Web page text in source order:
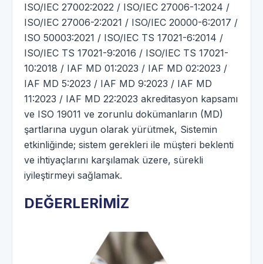
ISO/IEC 27002:2022 / ISO/IEC 27006-1:2024 /
ISO/IEC 27006-2:2021 / ISO/IEC 20000-6:2017 /
ISO 50003:2021 / ISO/IEC TS 17021-6:2014 /
ISO/IEC TS 17021-9:2016 / ISO/IEC TS 17021-
10:2018 / IAF MD 01:2023 / IAF MD 02:2023 /
IAF MD 5:2023 / IAF MD 9:2023 / IAF MD
11:2023 / IAF MD 22:2023 akreditasyon kapsamı
ve ISO 19011 ve zorunlu dokümanların (MD)
şartlarına uygun olarak yürütmek, Sistemin
etkinliğinde; sistem gerekleri ile müşteri beklenti
ve ihtiyaçlarını karşılamak üzere, sürekli
iyileştirmeyi sağlamak.
DEĞERLERİMİZ